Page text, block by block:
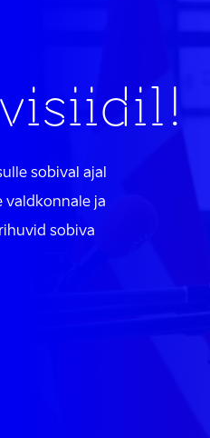
sobival ajal
valdkonnale ja
sobiva